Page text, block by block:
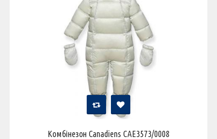
Комбінезон Canadiens CAE3573/0008